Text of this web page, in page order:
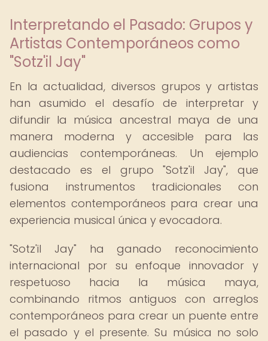
Interpretando el Pasado: Grupos y
Artistas Contemporáneos como
"Sotz'il Jay"
En la actualidad, diversos grupos y artistas
han asumido el desafío de interpretar y
difundir la música ancestral maya de una
manera moderna y accesible para las
audiencias contemporáneas. Un ejemplo
destacado es el grupo "Sotz'il Jay", que
fusiona instrumentos tradicionales con
elementos contemporáneos para crear una
experiencia musical única y evocadora.
"Sotz'il Jay" ha ganado reconocimiento
internacional por su enfoque innovador y
respetuoso hacia la música maya,
combinando ritmos antiguos con arreglos
contemporáneos para crear un puente entre
el pasado y el presente. Su música no solo